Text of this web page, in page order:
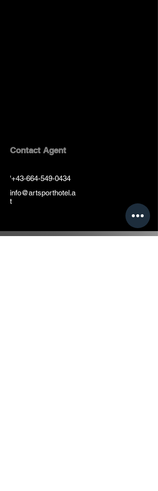
Contact Agent
'+43-664-549-0434
info@artsporthotel.a
t